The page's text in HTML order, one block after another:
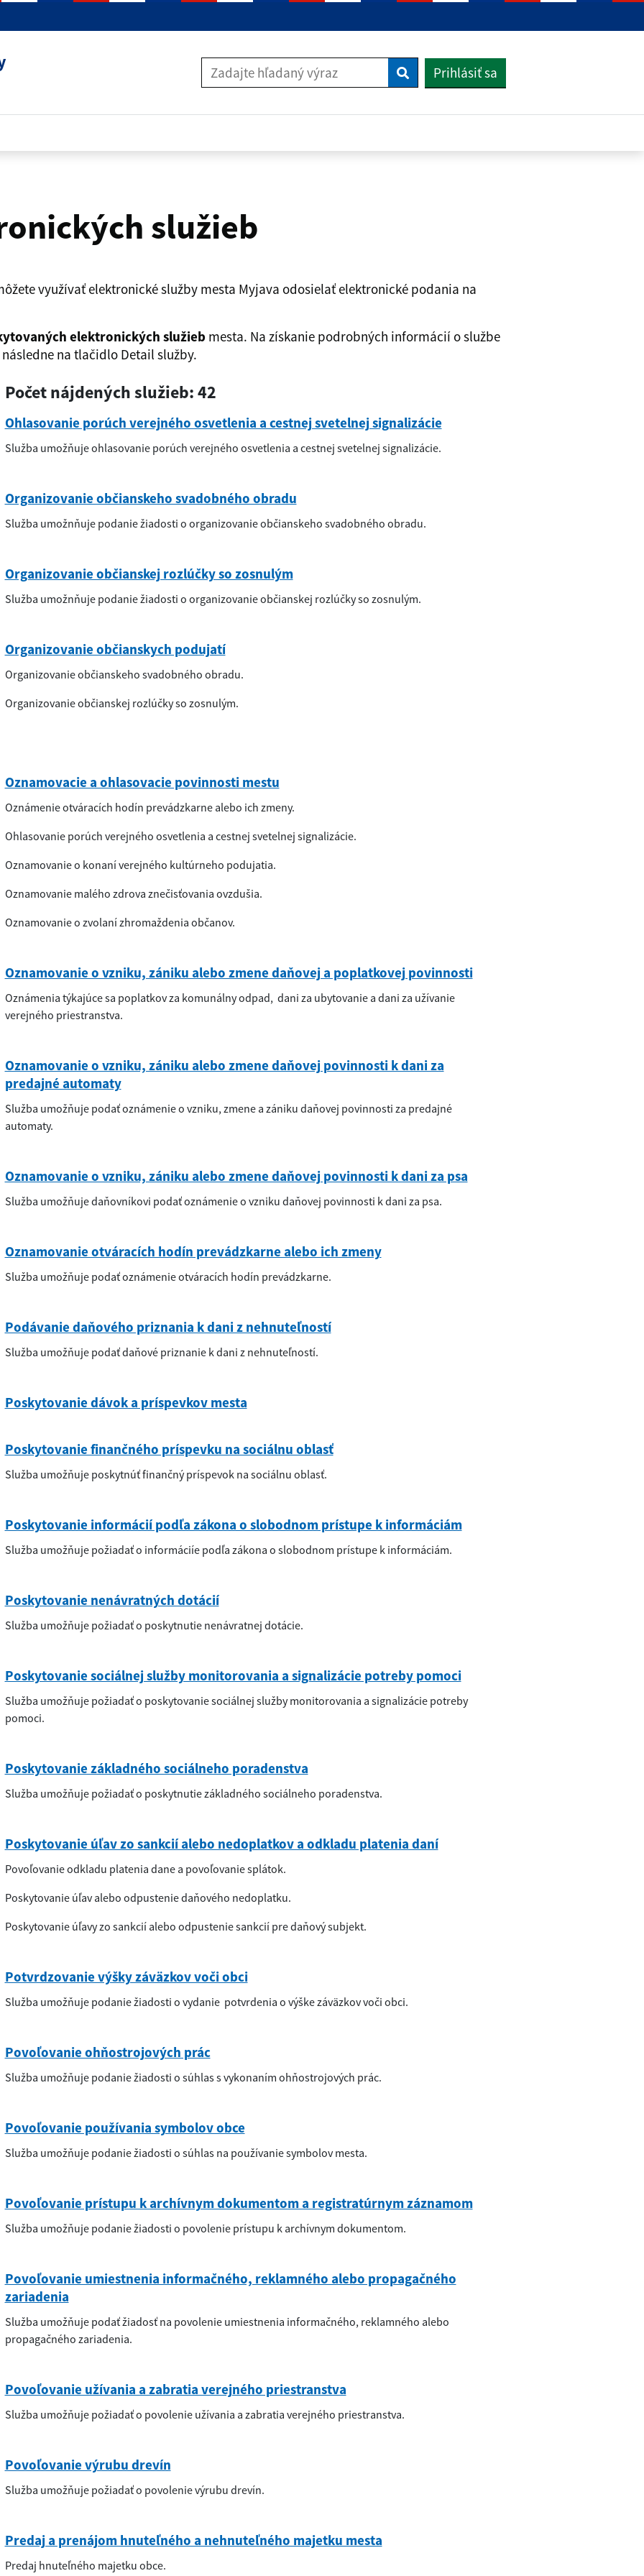
Zadajte hľadaný výraz VyhľadaťPrihlásiť sa
služieb
využívať elektronické služby mesta Myjava odosielať elektronické podania na
elektronických služieb mesta. Na získanie podrobných informácií o službe
na tlačidlo Detail služby.
Počet nájdených služieb:42
Ohlasovanie porúch verejného osvetlenia a cestnej svetelnej signalizácie
Služba umožňuje ohlasovanie porúch verejného osvetlenia a cestnej svetelnej signalizácie.
Organizovanie občianskeho svadobného obradu
Služba umožnňuje podanie žiadosti o organizovanie občianskeho svadobného obradu.
Organizovanie občianskej rozlúčky so zosnulým
Služba umožnňuje podanie žiadosti o organizovanie občianskej rozlúčky so zosnulým.
Organizovanie občianskych podujatí
Organizovanie občianskeho svadobného obradu.
Organizovanie občianskej rozlúčky so zosnulým.
Oznamovacie a ohlasovacie povinnosti mestu
Oznámenie otváracích hodín prevádzkarne alebo ich zmeny.
Ohlasovanie porúch verejného osvetlenia a cestnej svetelnej signalizácie.
Oznamovanie o konaní verejného kultúrneho podujatia.
Oznamovanie malého zdrova znečisťovania ovzdušia.
Oznamovanie o zvolaní zhromaždenia občanov.
Oznamovanie o vzniku, zániku alebo zmene daňovej a poplatkovej povinnosti
Oznámenia týkajúce sa poplatkov za komunálny odpad, dani za ubytovanie a dani za užívanie
verejného priestranstva.
Oznamovanie o vzniku, zániku alebo zmene daňovej povinnosti k dani za
predajné automaty
Služba umožňuje podať oznámenie o vzniku, zmene a zániku daňovej povinnosti za predajné
automaty.
Oznamovanie o vzniku, zániku alebo zmene daňovej povinnosti k dani za psa
Služba umožňuje daňovníkovi podať oznámenie o vzniku daňovej povinnosti k dani za psa.
Oznamovanie otváracích hodín prevádzkarne alebo ich zmeny
Služba umožňuje podať oznámenie otváracích hodín prevádzkarne.
Podávanie daňového priznania k dani z nehnuteľností
Služba umožňuje podať daňové priznanie k dani z nehnuteľností.
Poskytovanie dávok a príspevkov mesta
Poskytovanie finančného príspevku na sociálnu oblasť
Služba umožňuje poskytnúť finančný príspevok na sociálnu oblasť.
Poskytovanie informácií podľa zákona o slobodnom prístupe k informáciám
Služba umožňuje požiadať o informáciíe podľa zákona o slobodnom prístupe k informáciám.
Poskytovanie nenávratných dotácií
Služba umožňuje požiadať o poskytnutie nenávratnej dotácie.
Poskytovanie sociálnej služby monitorovania a signalizácie potreby pomoci
Služba umožňuje požiadať o poskytovanie sociálnej služby monitorovania a signalizácie potreby
pomoci.
Poskytovanie základného sociálneho poradenstva
Služba umožňuje požiadať o poskytnutie základného sociálneho poradenstva.
Poskytovanie úľav zo sankcií alebo nedoplatkov a odkladu platenia daní
Povoľovanie odkladu platenia dane a povoľovanie splátok.
Poskytovanie úľav alebo odpustenie daňového nedoplatku.
Poskytovanie úľavy zo sankcií alebo odpustenie sankcií pre daňový subjekt.
Potvrdzovanie výšky záväzkov voči obci
Služba umožňuje podanie žiadosti o vydanie potvrdenia o výške záväzkov voči obci.
Povoľovanie ohňostrojových prác
Služba umožňuje podanie žiadosti o súhlas s vykonaním ohňostrojových prác.
Povoľovanie používania symbolov obce
Služba umožňuje podanie žiadosti o súhlas na používanie symbolov mesta.
Povoľovanie prístupu k archívnym dokumentom a registratúrnym záznamom
Služba umožňuje podanie žiadosti o povolenie prístupu k archívnym dokumentom.
Povoľovanie umiestnenia informačného, reklamného alebo propagačného
zariadenia
Služba umožňuje podať žiadosť na povolenie umiestnenia informačného, reklamného alebo
propagačného zariadenia.
Povoľovanie užívania a zabratia verejného priestranstva
Služba umožňuje požiadať o povolenie užívania a zabratia verejného priestranstva.
Povoľovanie výrubu drevín
Služba umožňuje požiadať o povolenie výrubu drevín.
Predaj a prenájom hnuteľného a nehnuteľného majetku mesta
Predaj hnuteľného majetku obce.